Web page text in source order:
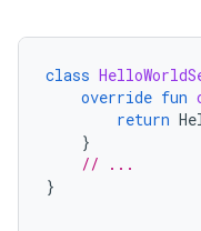
class
override fun
return
}
// ...
}